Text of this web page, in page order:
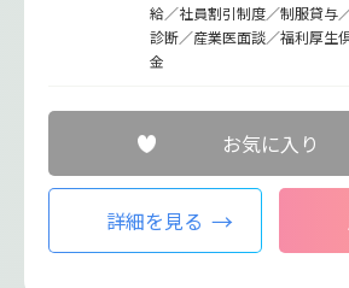
給／社員割引制度／制服貸与
診断／産業医面談／福利厚生
金
お気に入り
詳細を見る